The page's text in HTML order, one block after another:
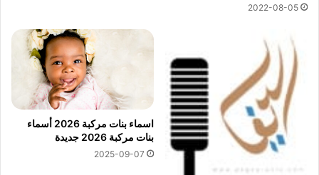
2022-08-05
اسماء بنات مركبة 2026 أسماء
بنات مركبة 2026 جديدة
2025-09-07